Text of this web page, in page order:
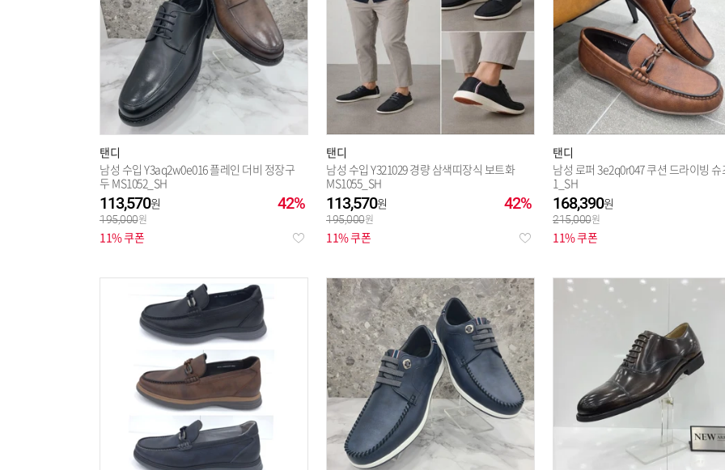
탠디
남성 수입 Y3aq2w0e016 플레인 더비 정장구
두 MS1052_SH
42%
113,570
195,000
11% 쿠폰
탠디
남성 수입 Y321029 경량 삼색띠장식 보트화
MS1055_SH
42%
113,570
195,000
11% 쿠폰
탠디
남성 로퍼 3e2q0r047 쿠션 드라이빙 슈
1_SH
168,390
215,000
11% 쿠폰